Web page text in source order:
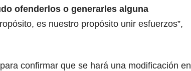
ofenderlos o generarles alguna
es nuestro propósito unir esfuerzos”,
confirmar que se hará una modificación en